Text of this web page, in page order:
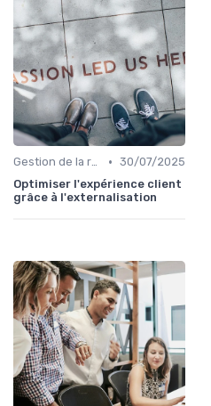
Gestion de la relation client (CRM) • 30/07/2025
Optimiser l'expérience client
grâce à l'externalisation